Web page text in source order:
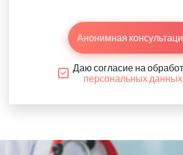
Анонимная
Даю согласие на
персональных данных